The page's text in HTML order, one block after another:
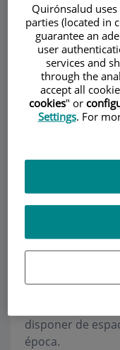
La cirugía en
tiempo está
sobre el paciente.
La cirugía clásica
incisiones por la
necesidad de ver
tejidos a
disponer de
época.
Quirónsalud
parties (located in
guarantee an
user
services and
through the
accept all
cookies" or
Settings. For